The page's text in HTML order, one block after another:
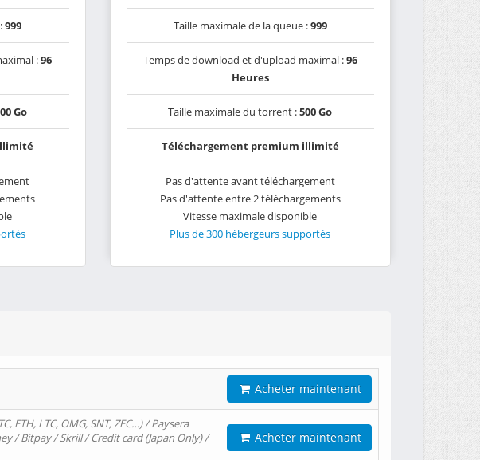
:999
:96
Go
Taille maximale de la queue :999
Temps de download et d'upload maximal :96
Heures
Taille maximale du torrent :500 Go
Téléchargement premium illimité
Pas d'attente avant téléchargement
Pas d'attente entre 2 téléchargements
Vitesse maximale disponible
Plus de 300 hébergeurs supportés
Acheter maintenant
ETH, LTC, OMG, SNT, ZEC…) / Paysera
/ Bitpay / Skrill / Credit card (Japan Only) /
Acheter maintenant